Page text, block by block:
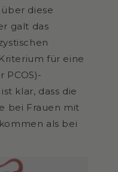
diese
galt das
für eine
PCOS)-
klar, dass die
bei Frauen mit
als bei